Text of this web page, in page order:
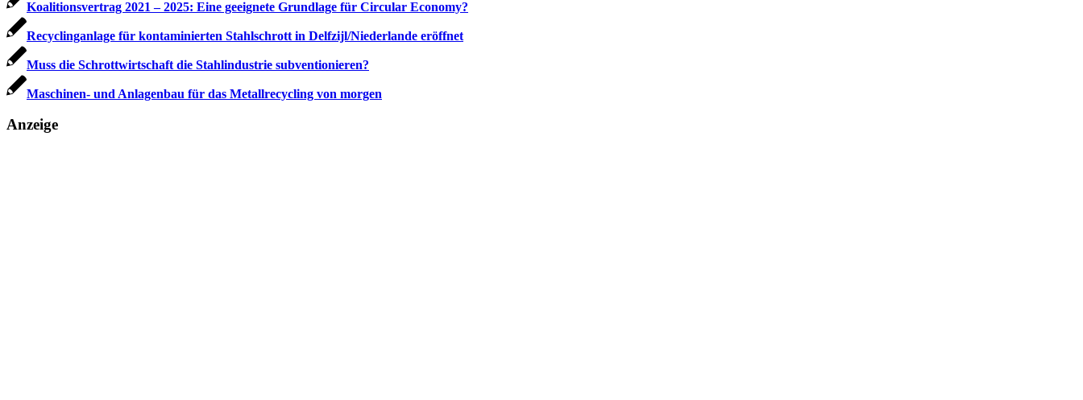
Koalitionsvertrag 2021 – 2025: Eine geeignete Grundlage für Circular Economy?
Recyclinganlage für kontaminierten Stahlschrott in Delfzijl/Niederlande eröffnet
Muss die Schrottwirtschaft die Stahlindustrie subventionieren?
Maschinen- und Anlagenbau für das Metallrecycling von morgen
Anzeige